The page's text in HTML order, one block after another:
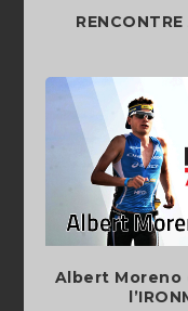
Albert Moreno